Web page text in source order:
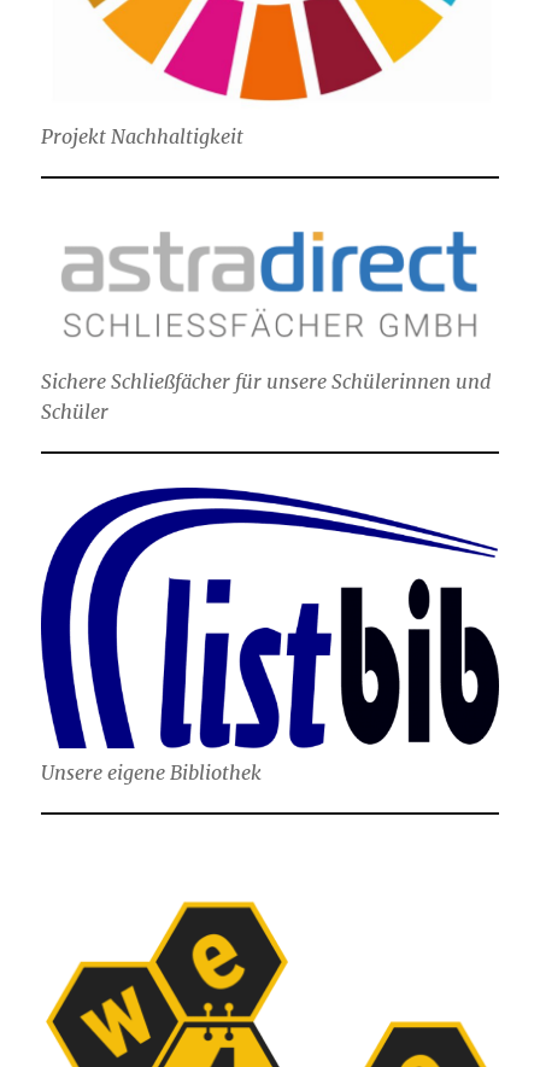
Projekt Nachhaltigkeit
Sichere Schließfächer für unsere Schülerinnen und
Schüler
Unsere eigene Bibliothek